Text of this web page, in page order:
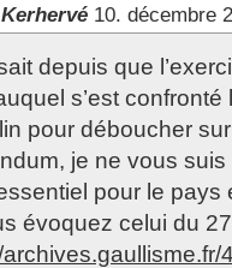
10. décembre
depuis que
s’est
pour déboucher
je ne vous
pour le pays
évoquez celui du